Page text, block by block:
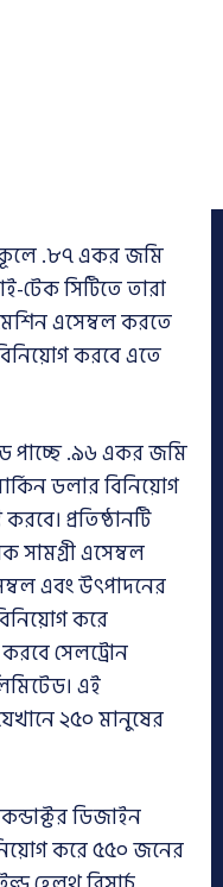
.৮৭ একর জমি
টেক সিটিতে তারা
এসেম্বল করতে
করবে এতে
পাচ্ছে .৯৬ একর জমি
ডলার বিনিয়োগ
প্রতিষ্ঠানটি
সামগ্রী এসেম্বল
এবং উৎপাদনের
করে
সেলট্রোন
এই
২৫০ মানুষের
ডিজাইন
করে ৫৫০ জনের